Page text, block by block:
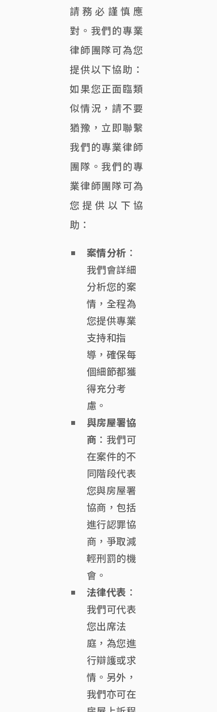
請務必謹慎應
對。我們的專業
律師團隊可為您
提供以下協助：
如果您正面臨類
似情況，請不要
猶豫，立即聯繫
我們的專業律師
團隊。我們的專
業律師團隊可為
您提供以下協
助：
案情分析 ：
我們會詳細
分析您的案
情，全程為
您提供專業
支持和指
導，確保每
個細節都獲
得充分考
慮。
與房屋署協
商 ：我們可
在案件的不
同階段代表
您與房屋署
協商，包括
進行認罪協
商，爭取減
輕刑罰的機
會。
法律代表 ：
我們可代表
您出席法
庭，為您進
行辯護或求
情。另外，
我們亦可在